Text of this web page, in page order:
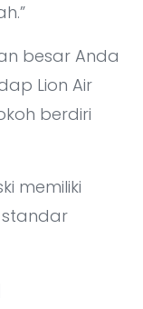
besar Anda
Lion Air
berdiri
memiliki